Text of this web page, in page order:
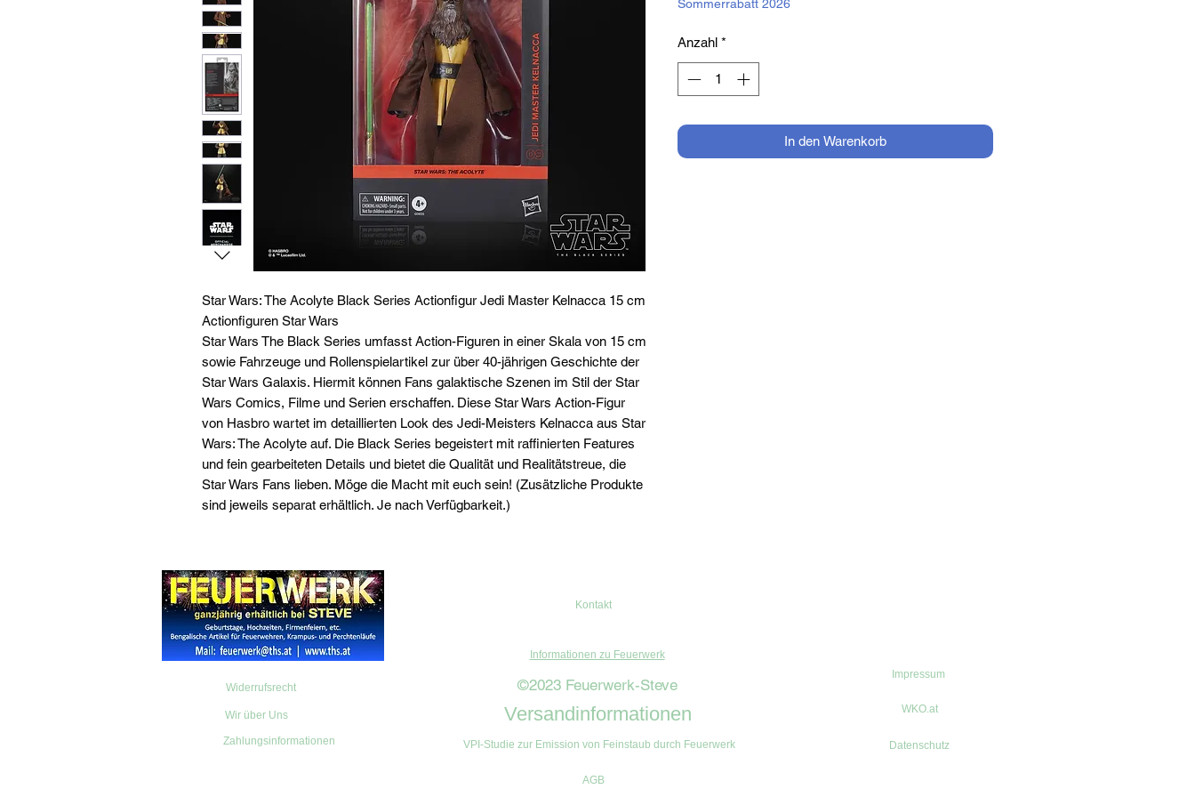
Star Wars: The Acolyte Black Series Actionfigur Jedi Master Kelnacca 15 cm
Actionfiguren Star Wars
Star Wars The Black Series umfasst Action-Figuren in einer Skala von 15 cm
sowie Fahrzeuge und Rollenspielartikel zur über 40-jährigen Geschichte der
Star Wars Galaxis. Hiermit können Fans galaktische Szenen im Stil der Star
Wars Comics, Filme und Serien erschaffen. Diese Star Wars Action-Figur
von Hasbro wartet im detaillierten Look des Jedi-Meisters Kelnacca aus Star
Wars: The Acolyte auf. Die Black Series begeistert mit raffinierten Features
und fein gearbeiteten Details und bietet die Qualität und Realitätstreue, die
Star Wars Fans lieben. Möge die Macht mit euch sein! (Zusätzliche Produkte
sind jeweils separat erhältlich. Je nach Verfügbarkeit.)
Sommerrabatt 2026
Anzahl *
In den Warenkorb
Widerrufsrecht
Wir über Uns
Zahlungsinformationen
Kontakt
Informationen zu Feuerwerk
©2023 Feuerwerk-Steve
Versandinformationen
VPI-Studie zur Emission von Feinstaub durch Feuerwerk
AGB
Impressum
WKO.at
Datenschutz